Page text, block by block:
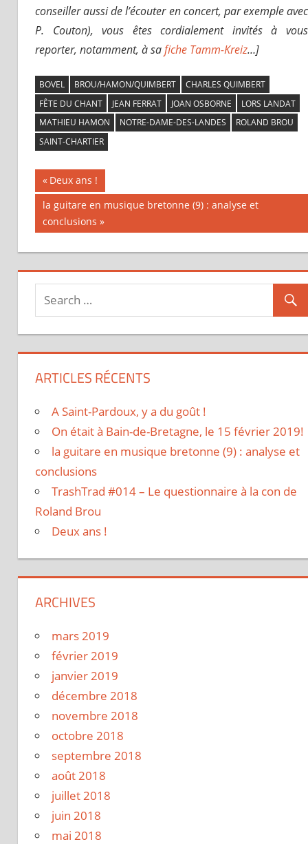
conseiller aussi de l’écouter en concert, par exemple avec
P. Couton), vous êtes cordialement invités à vous
reporter, notamment, à safiche Tamm-Kreiz…]
BOVEL BROU/HAMON/QUIMBERT
CHARLES QUIMBERT
FÊTE DU CHANT
JEAN FERRAT JOAN OSBORNE
LORS LANDAT
MATHIEU HAMON
NOTRE-DAME-DES-LANDES
ROLAND BROU
SAINT-CHARTIER
Navigation
de
l’article
Previous
Post:
Deux ans !
Next
Post:
la guitare en musique bretonne (9) : analyse et
conclusions
ARTICLES RÉCENTS
A Saint-Pardoux, y a du goût !
On était à Bain-de-Bretagne, le 15 février 2019!
la guitare en musique bretonne (9) : analyse et
conclusions
TrashTrad #014 – Le questionnaire à la con de
Roland Brou
Deux ans !
ARCHIVES
mars 2019
février 2019
janvier 2019
décembre 2018
novembre 2018
octobre 2018
septembre 2018
août 2018
juillet 2018
juin 2018
mai 2018